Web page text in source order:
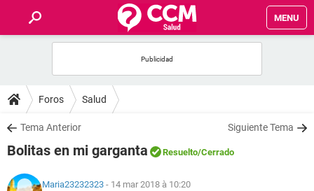
MENU
FORUMS
SALUD
Foros Salud
Tema Anterior Siguiente Tema
Bolitas en mi garganta Resuelto/Cerrado
Maria23232323 - 14 mar 2018 à 10:20